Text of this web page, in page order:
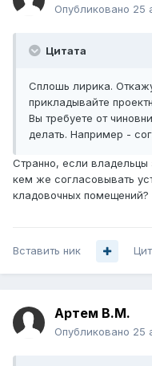
Опубликовано 25
Цитата
Сплошь лирика.
прикладывайте
Вы требуете от
делать. Например -
Странно, если
кем же согласовывать
кладовочных помещений?
Вставить ник
Артем B.M.
Опубликовано 25